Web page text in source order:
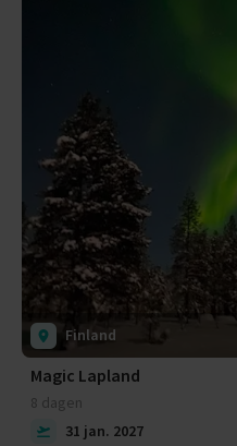
Finland
Magic Lapland
8 dagen
31 jan. 2027